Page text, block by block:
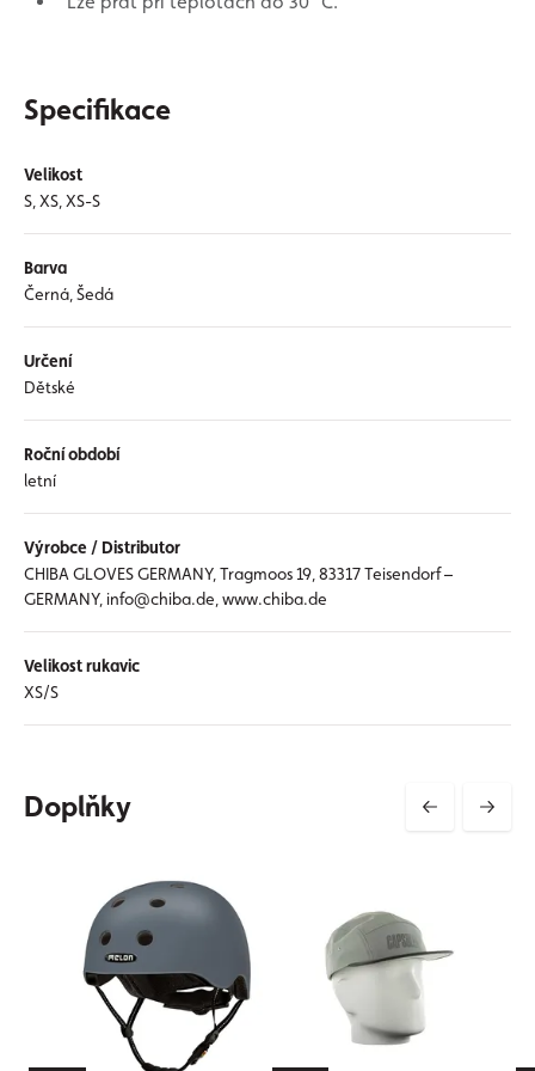
Specifikace
Velikost
S, XS, XS-S
Barva
Černá, Šedá
Určení
Dětské
Roční období
letní
Výrobce / Distributor
CHIBA GLOVES GERMANY, Tragmoos 19, 83317 Teisendorf –
GERMANY, info@chiba.de, www.chiba.de
Velikost rukavic
XS/S
Doplňky